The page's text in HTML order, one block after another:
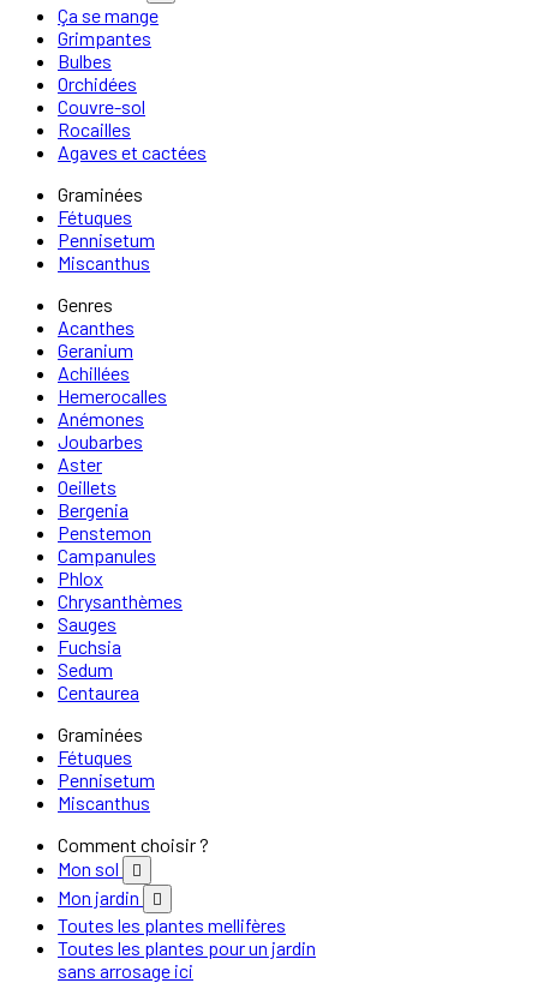
Ça se mange
Grimpantes
Bulbes
Orchidées
Couvre-sol
Rocailles
Agaves et cactées
Graminées
Fétuques
Pennisetum
Miscanthus
Genres
Acanthes
Geranium
Achillées
Hemerocalles
Anémones
Joubarbes
Aster
Oeillets
Bergenia
Penstemon
Campanules
Phlox
Chrysanthèmes
Sauges
Fuchsia
Sedum
Centaurea
Graminées
Fétuques
Pennisetum
Miscanthus
Comment choisir ?
Mon sol

Mon jardin 
Toutes les plantes mellifères
Toutes les plantes pour un jardin
sans arrosage ici